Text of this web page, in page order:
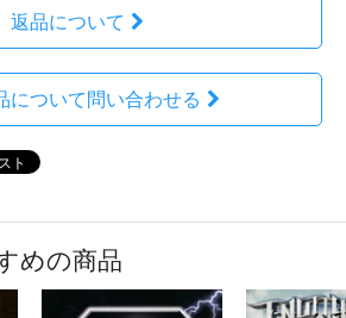
返品について
について問い合わせる
めの商品